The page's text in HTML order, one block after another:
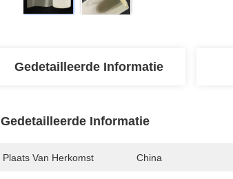
Gedetailleerde Informatie
Gedetailleerde Informatie
Plaats Van Herkomst China